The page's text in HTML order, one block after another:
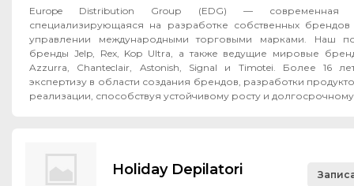
Europe Distribution Group (EDG) — современная
специализирующаяся на разработке собственных брендов
управлении международными торговыми марками. Наш
бренды Jelp, Rex, Kop Ultra, а также ведущие мировые
Azzurra, Chanteclair, Astonish, Signal и Timotei. Более 16
экспертизу в области создания брендов, разработки
реализации, способствуя устойчивому росту и
Holiday Depilatori